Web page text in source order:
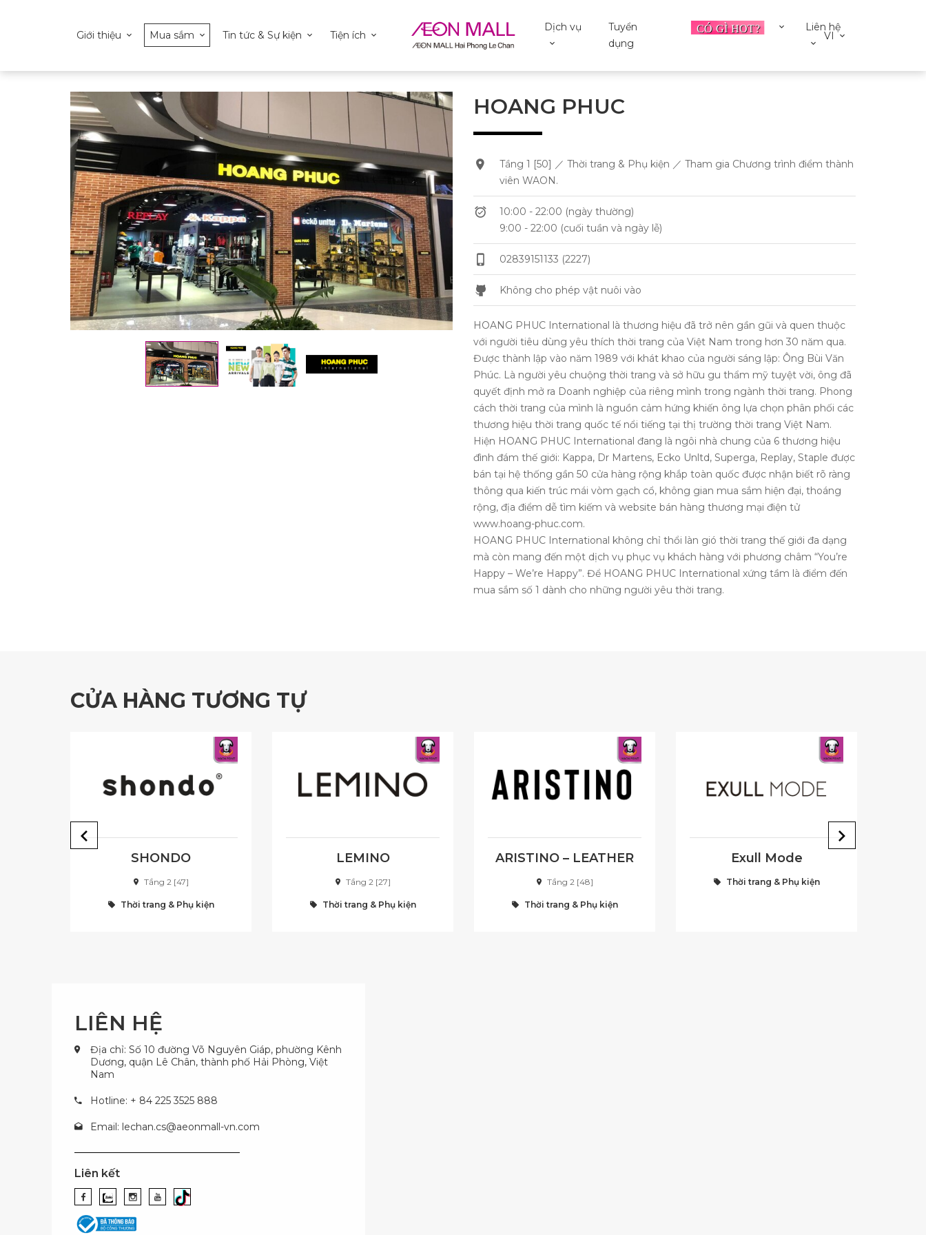
Giới thiệu Mua sắm Tin tức & Sự kiện Tiện ích
Dịch vụ
Tuyển
dụng
Liên hệ
VI
HOANG PHUC
Tầng 1 [50] ／ Thời trang & Phụ kiện ／ Tham gia Chương trình điểm thành
viên WAON.
10:00 - 22:00 (ngày thường)
9:00 - 22:00 (cuối tuần và ngày lễ)
02839151133 (2227)
Không cho phép vật nuôi vào
HOANG PHUC International là thương hiệu đã trở nên gần gũi và quen thuộc
với người tiêu dùng yêu thích thời trang của Việt Nam trong hơn 30 năm qua.
Được thành lập vào năm 1989 với khát khao của người sáng lập: Ông Bùi Văn
Phúc. Là người yêu chuộng thời trang và sở hữu gu thẩm mỹ tuyệt vời, ông đã
quyết định mở ra Doanh nghiệp của riêng mình trong ngành thời trang. Phong
cách thời trang của mình là nguồn cảm hứng khiến ông lựa chọn phân phối các
thương hiệu thời trang quốc tế nổi tiếng tại thị trường thời trang Việt Nam.
Hiện HOANG PHUC International đang là ngôi nhà chung của 6 thương hiệu
đình đám thế giới: Kappa, Dr Martens, Ecko Unltd, Superga, Replay, Staple được
bán tại hệ thống gần 50 cửa hàng rộng khắp toàn quốc được nhận biết rõ ràng
thông qua kiến trúc mái vòm gạch cổ, không gian mua sắm hiện đại, thoáng
rộng, địa điểm dễ tìm kiếm và website bán hàng thương mại điện tử
www.hoang-phuc.com.
HOANG PHUC International không chỉ thổi làn gió thời trang thế giới đa dạng
mà còn mang đến một dịch vụ phục vụ khách hàng với phương châm “You’re
Happy – We’re Happy”. Để HOANG PHUC International xứng tầm là điểm đến
mua sắm số 1 dành cho những người yêu thời trang.
CỬA HÀNG TƯƠNG TỰ
SHONDO
Tầng 2 [47]
Thời trang & Phụ kiện
LEMINO
Tầng 2 [27]
Thời trang & Phụ kiện
ARISTINO – LEATHER
Tầng 2 [48]
Thời trang & Phụ kiện
Exull Mode
Thời trang & Phụ kiện
LIÊN HỆ
Địa chỉ: Số 10 đường Võ Nguyên Giáp, phường Kênh
Dương, quận Lê Chân, thành phố Hải Phòng, Việt
Nam
Hotline: + 84 225 3525 888
Email: lechan.cs@aeonmall-vn.com
Liên kết